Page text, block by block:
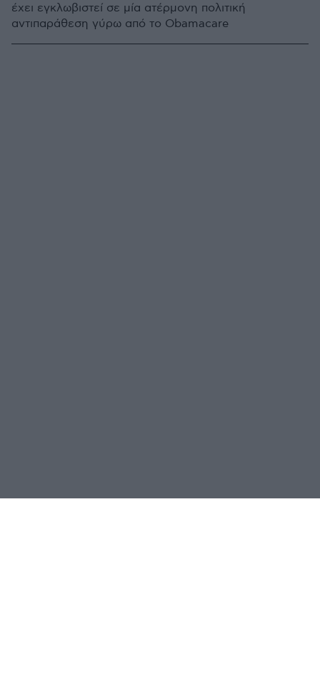
έχει εγκλωβιστεί σε μία ατέρμονη πολιτική
αντιπαράθεση γύρω από το Obamacare